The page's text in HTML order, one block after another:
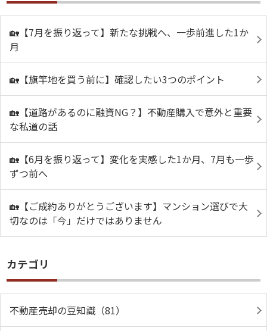
🏡【7月を振り返って】新たな挑戦へ、一歩前進した1か
月
🏡【旗竿地を買う前に】確認したい3つのポイント
🏡【道路があるのに融資NG？】不動産購入で意外と重要
な私道の話
🏡【6月を振り返って】変化を実感した1か月、7月も一歩
ずつ前へ
🏡【ご成約ありがとうございます】マンション選びで大
切なのは「今」だけではありません
カテゴリ
不動産売却の豆知識（81）